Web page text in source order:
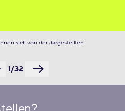
sich von der dargestellten
1/32